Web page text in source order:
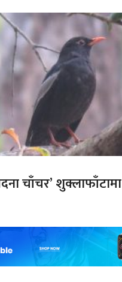
चाँचर’ शुक्लाफाँटामा